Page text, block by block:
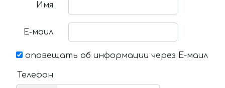
Имя
Е-маил
оповещать об информации через Е-маил
Телефон